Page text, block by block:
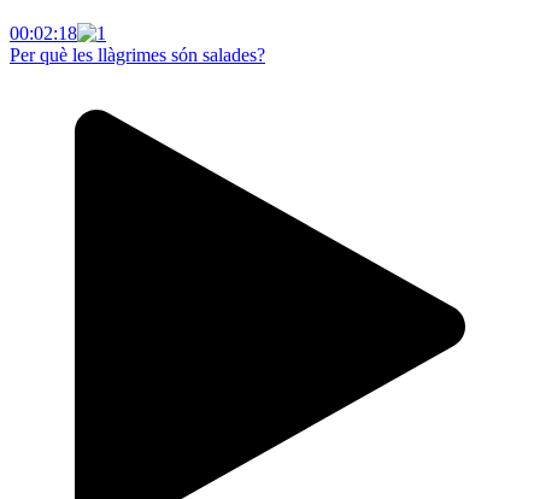
00:02:18
Per què les llàgrimes són salades?